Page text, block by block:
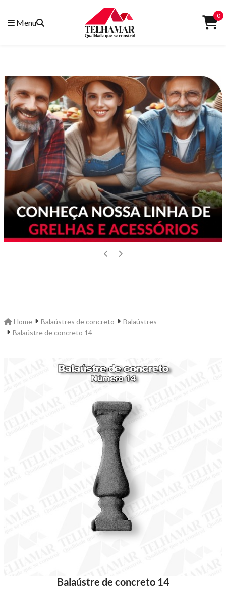
Menu
0
Home Balaústres de concreto
Balaústres
Balaústre de concreto 14
Balaústre de concreto 14